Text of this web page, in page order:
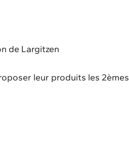
de Largitzen
leur produits les 2èmes